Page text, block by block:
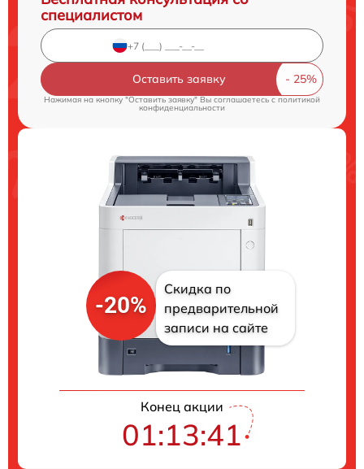
специалистом
Оставить заявку
Нажимая на кнопку "Оставить заявку" Вы соглашаетесь cполитикой
конфиденциальности
-20%
Скидка по
предварительной
записи на сайте
Конец акции
01:13:39